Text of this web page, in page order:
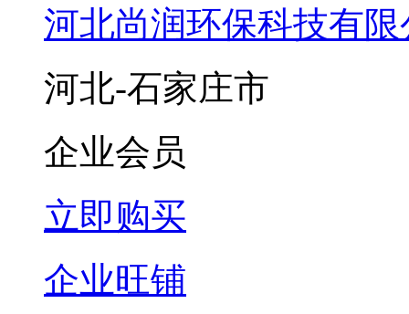
河北尚润环保科技有限
河北-石家庄市
企业会员
立即购买
企业旺铺